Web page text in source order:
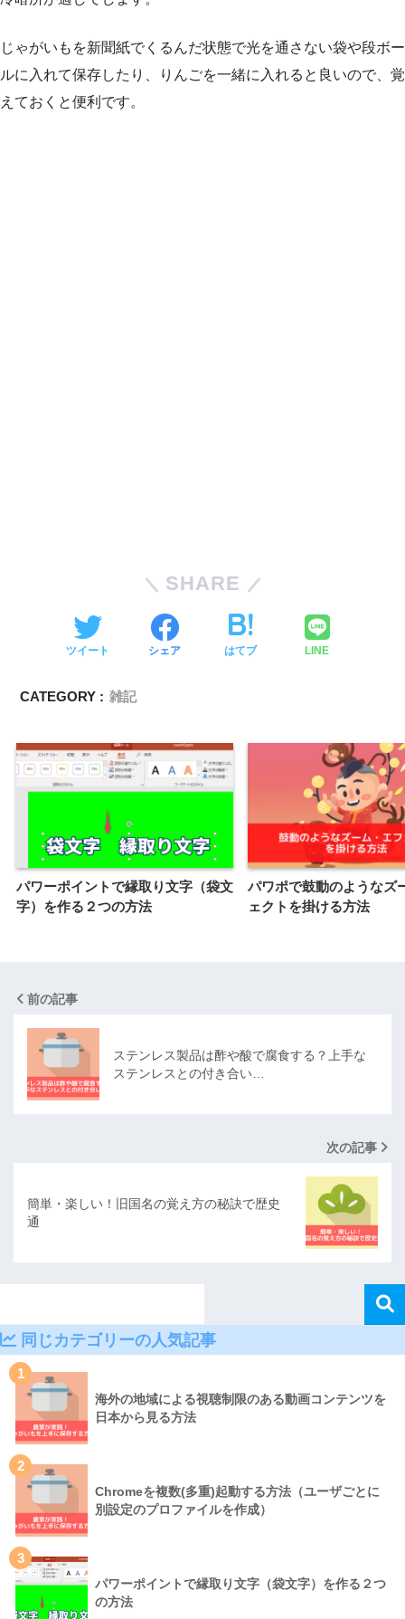
じゃがいもを新聞紙でくるんだ状態で光を通さない袋や段ボー
ルに入れて保存したり、りんごを一緒に入れると良いので、覚
えておくと便利です。
SHARE
ツイート シェア はてブ LINE
CATEGORY : 雑記
パワーポイントで縁取り文字（袋文
字）を作る２つの方法
パワポで鼓動のようなズ
ェクトを掛ける方法
前の記事
ステンレス製品は酢や酸で腐食する？上手な
ステンレスとの付き合い…
次の記事
簡単・楽しい！旧国名の覚え方の秘訣で歴史
通
同じカテゴリーの人気記事
1
海外の地域による視聴制限のある動画コンテンツを
日本から見る方法
2
Chromeを複数(多重)起動する方法（ユーザごとに
別設定のプロファイルを作成）
3
パワーポイントで縁取り文字（袋文字）を作る２つ
の方法